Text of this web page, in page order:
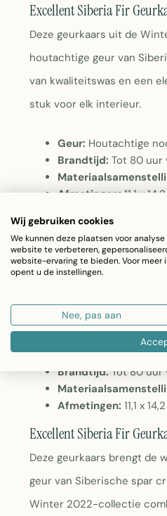
Excellent Siberia Fir
Deze geurkaars uit de
houtachtige geur van
van kwaliteitswas en een
stuk voor elk interieur.
Geur: Houtachtige
Brandtijd: Tot 80 uur
Afmetingen:11,1 x
Excellent Siberia Fir
Deze geurkaars uit de
houtachtige geur van
combination van
voor elk interieur.
Geur:Houtachtige
Brandtijd:Tot 80 uur
Afmetingen: 11,1 x
Excellent Siberia Fir
Deze geurkaars brengt de
geur van Siberische spar
Winter 2022-collectie
Wij gebruiken cookies
We kunnen deze plaatsen voor
website te verbeteren,
website-ervaring te bieden. Voor
opent u de instellingen.
Nee, pas aan